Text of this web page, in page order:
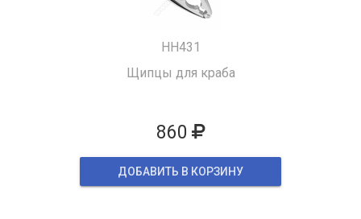
HH431
Щипцы для краба
860
ДОБАВИТЬ В КОРЗИНУ